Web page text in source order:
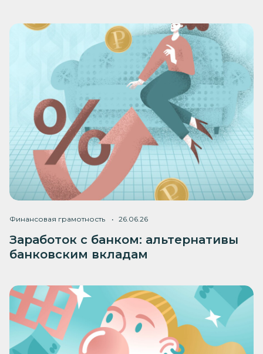
Финансовая грамотность 26.06.26
Заработок с банком: альтернативы
банковским вкладам